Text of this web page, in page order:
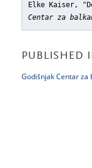
Elke Kaiser,
Centar za
PUBLISHED
Godišnjak Centar za